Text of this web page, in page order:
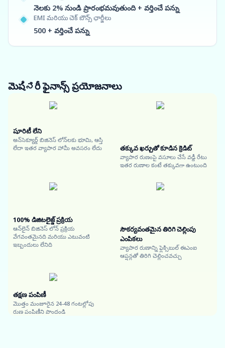
నెలకు 2% నుండి ప్రారంభమవుతుంది + వర్తించే పన్ను
EMI మరియు చెక్ బౌన్స్ ఛార్జీలు
500 + వర్తించే పన్ను
మెషಿನరీ ఫైనాన్స్ప్రయోజనాలు
షూరిటీ లేని
అన్‌సెక్యూర్డ్ బిజినెస్ లోన్‌లకు భూమి, ఆస్తి
లేదా ఇతర వ్యాపార హామీ అవసరం లేదు
తక్కువ ఖర్చుతో కూడిన క్రెడిట్
వ్యాపార రుణంపై వసూలు చేసే వడ్డీ రేటు
ఇతర రుణాల కంటే తక్కువగా ఉంటుంది
100% డిజిటలైజ్డ్ ప్రక్రియ
ఆన్‌లైన్ బిజినెస్ లోన్ ప్రక్రియ
వేగవంతమైనది మరియు ఎటువంటి
ఇబ్బందులు లేనిది
సౌకర్యవంతమైన తిరిగి చెల్లింపు
ఎంపికలు
వ్యాపార రుణాన్ని ఫ్లెక్సిబుల్ ఈఎంఐ
ఆప్షన్లతో తిరిగి చెల్లించవచ్చు
తక్షణ పంపిణీ
మొత్తం మంజూరైన 24-48 గంటల్లోపు
రుణ పంపిణీని పొందండి